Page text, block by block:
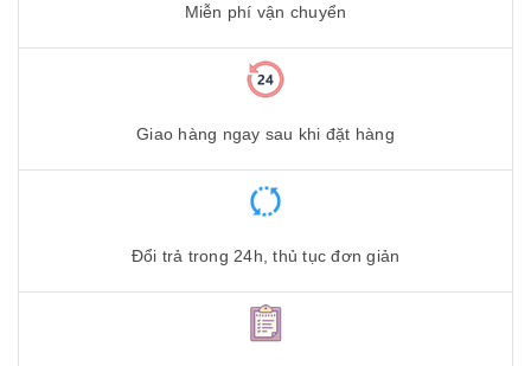
Miễn phí vận chuyển
Giao hàng ngay sau khi đặt hàng
Đổi trả trong 24h, thủ tục đơn giản